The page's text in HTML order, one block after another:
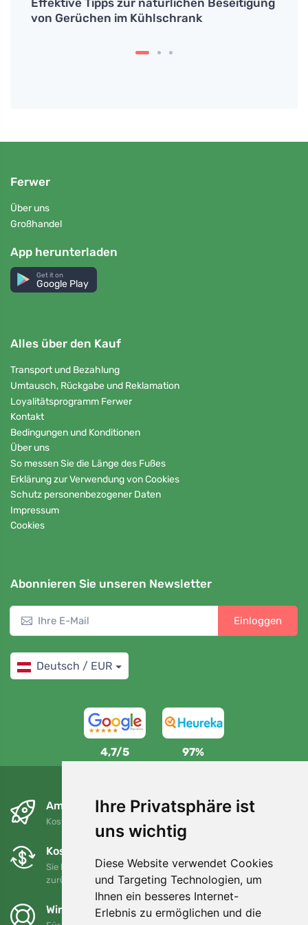
Ihre Privatsphäre ist
uns wichtig
Diese Website verwendet Cookies
und Targeting Technologien, um
Ihnen ein besseres Internet-
Erlebnis zu ermöglichen und die
von Gerüchen im Kühlschrank
Ferwer
Über uns
Großhandel
App herunterladen
Get it on
Google Play
Alles über den Kauf
Transport und Bezahlung
Umtausch, Rückgabe und Reklamation
Loyalitätsprogramm Ferwer
Kontakt
Bedingungen und Konditionen
Über uns
So messen Sie die Länge des Fußes
Erklärung zur Verwendung von Cookies
Schutz personenbezogener Daten
Impressum
Cookies
Abonnieren Sie unseren Newsletter
Einloggen
Deutsch / EUR
4,7/5 97%
Am nächsten Tag und kostenlos
Kostenloser Versand für Bestellungen über 80 EUR
Kostenloser Umtausch und Rückgabe
Sie können Ihre Bestellung jederzeit innerhalb von 90 Tagen
zurückgeben oder umtauschen.
Wir unterstützen Trees.org